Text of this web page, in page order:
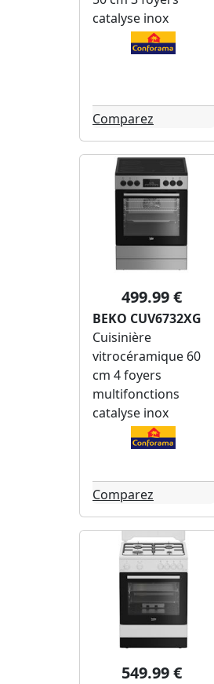
catalyse inox
Comparez
499.99 €
BEKO CUV6732XG
Cuisinière
vitrocéramique 60
cm 4 foyers
multifonctions
catalyse inox
Comparez
549.99 €